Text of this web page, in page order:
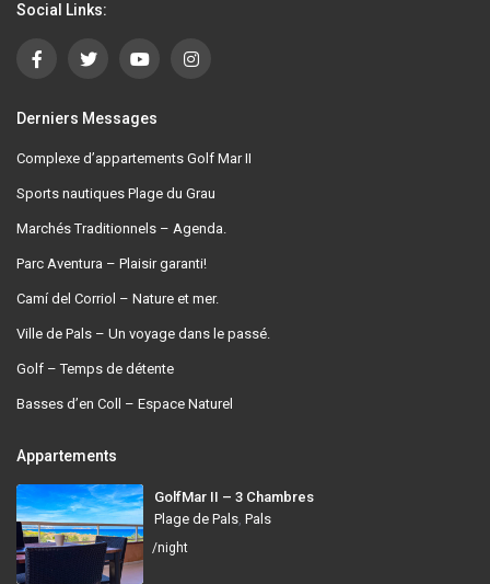
Social Links:
Derniers Messages
Complexe d’appartements Golf Mar II
Sports nautiques Plage du Grau
Marchés Traditionnels – Agenda.
Parc Aventura – Plaisir garanti!
Camí del Corriol – Nature et mer.
Ville de Pals – Un voyage dans le passé.
Golf – Temps de détente
Basses d’en Coll – Espace Naturel
Appartements
GolfMar II – 3 Chambres
Plage de Pals, Pals
/night